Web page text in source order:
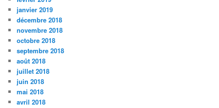
janvier 2019
décembre 2018
novembre 2018
octobre 2018
septembre 2018
août 2018
juillet 2018
juin 2018
mai 2018
avril 2018